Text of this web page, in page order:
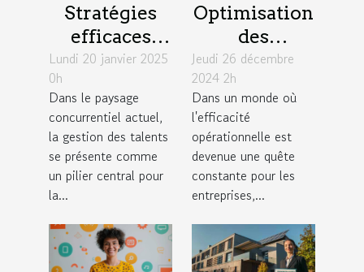
Stratégies
efficaces
pour une
gestion des
talents
durable en
entreprise
Lundi 20 janvier 2025
0h
Dans le paysage
concurrentiel actuel,
la gestion des talents
se présente comme
un pilier central pour
la...
Optimisation
des
processus de
paie en
fonction des
conventions
collectives
Jeudi 26 décembre
2024 2h
Dans un monde où
l'efficacité
opérationnelle est
devenue une quête
constante pour les
entreprises,...